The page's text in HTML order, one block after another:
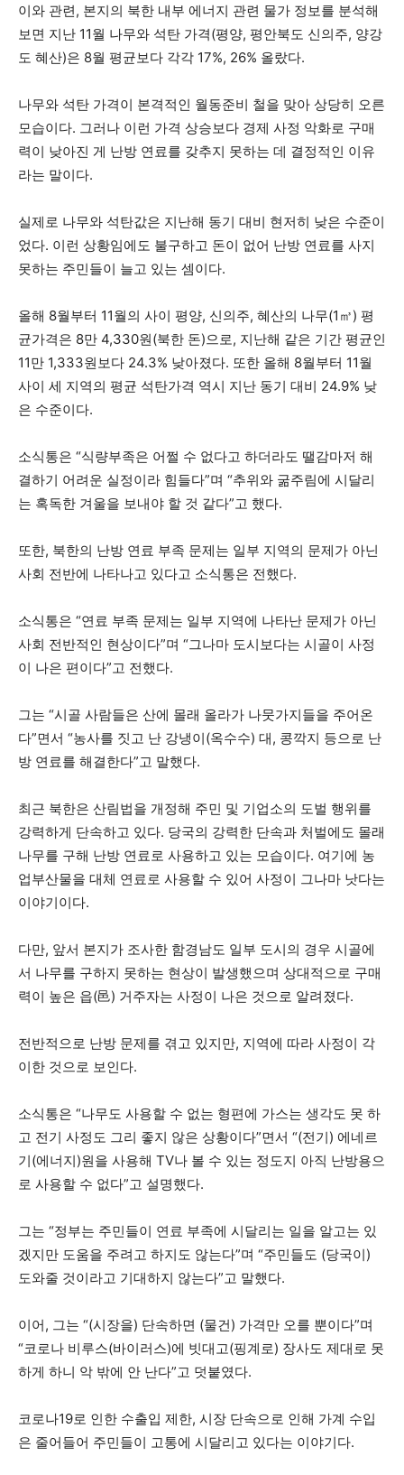
이와 관련, 본지의 북한 내부 에너지 관련 물가 정보를 분석해
보면 지난 11월 나무와 석탄 가격(평양, 평안북도 신의주, 양강
도 혜산)은 8월 평균보다 각각 17%, 26% 올랐다.
나무와 석탄 가격이 본격적인 월동준비 철을 맞아 상당히 오른
모습이다. 그러나 이런 가격 상승보다 경제 사정 악화로 구매
력이 낮아진 게 난방 연료를 갖추지 못하는 데 결정적인 이유
라는 말이다.
실제로 나무와 석탄값은 지난해 동기 대비 현저히 낮은 수준이
었다. 이런 상황임에도 불구하고 돈이 없어 난방 연료를 사지
못하는 주민들이 늘고 있는 셈이다.
올해 8월부터 11월의 사이 평양, 신의주, 혜산의 나무(1㎥) 평
균가격은 8만 4,330원(북한 돈)으로, 지난해 같은 기간 평균인
11만 1,333원보다 24.3% 낮아졌다. 또한 올해 8월부터 11월
사이 세 지역의 평균 석탄가격 역시 지난 동기 대비 24.9% 낮
은 수준이다.
소식통은 “식량부족은 어쩔 수 없다고 하더라도 땔감마저 해
결하기 어려운 실정이라 힘들다”며 “추위와 굶주림에 시달리
는 혹독한 겨울을 보내야 할 것 같다”고 했다.
또한, 북한의 난방 연료 부족 문제는 일부 지역의 문제가 아닌
사회 전반에 나타나고 있다고 소식통은 전했다.
소식통은 “연료 부족 문제는 일부 지역에 나타난 문제가 아닌
사회 전반적인 현상이다”며 “그나마 도시보다는 시골이 사정
이 나은 편이다”고 전했다.
그는 “시골 사람들은 산에 몰래 올라가 나뭇가지들을 주어온
다”면서 “농사를 짓고 난 강냉이(옥수수) 대, 콩깍지 등으로 난
방 연료를 해결한다”고 말했다.
최근 북한은 산림법을 개정해 주민 및 기업소의 도벌 행위를
강력하게 단속하고 있다. 당국의 강력한 단속과 처벌에도 몰래
나무를 구해 난방 연료로 사용하고 있는 모습이다. 여기에 농
업부산물을 대체 연료로 사용할 수 있어 사정이 그나마 낫다는
이야기이다.
다만, 앞서 본지가 조사한 함경남도 일부 도시의 경우 시골에
서 나무를 구하지 못하는 현상이 발생했으며 상대적으로 구매
력이 높은 읍(邑) 거주자는 사정이 나은 것으로 알려졌다.
전반적으로 난방 문제를 겪고 있지만, 지역에 따라 사정이 각
이한 것으로 보인다.
소식통은 “나무도 사용할 수 없는 형편에 가스는 생각도 못 하
고 전기 사정도 그리 좋지 않은 상황이다”면서 “(전기) 에네르
기(에너지)원을 사용해 TV나 볼 수 있는 정도지 아직 난방용으
로 사용할 수 없다”고 설명했다.
그는 “정부는 주민들이 연료 부족에 시달리는 일을 알고는 있
겠지만 도움을 주려고 하지도 않는다”며 “주민들도 (당국이)
도와줄 것이라고 기대하지 않는다”고 말했다.
이어, 그는 “(시장을) 단속하면 (물건) 가격만 오를 뿐이다”며
“코로나 비루스(바이러스)에 빗대고(핑계로) 장사도 제대로 못
하게 하니 악 밖에 안 난다”고 덧붙였다.
코로나19로 인한 수출입 제한, 시장 단속으로 인해 가계 수입
은 줄어들어 주민들이 고통에 시달리고 있다는 이야기다.